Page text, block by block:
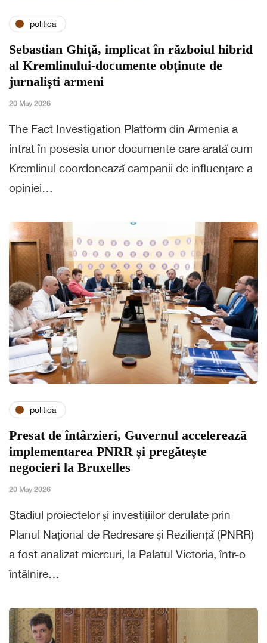
politica
Sebastian Ghiță, implicat în războiul hibrid
al Kremlinului-documente obținute de
jurnaliști armeni
20 May 2026
The Fact Investigation Platform din Armenia a
intrat în posesia unor documente care arată cum
Kremlinul coordonează campanii de influențare a
opiniei…
politica
Presat de întârzieri, Guvernul accelerează
implementarea PNRR și pregătește
negocieri la Bruxelles
20 May 2026
Stadiul proiectelor și investițiilor derulate prin
Planul Național de Redresare și Reziliență (PNRR)
a fost analizat miercuri, la Palatul Victoria, într-o
întâlnire…